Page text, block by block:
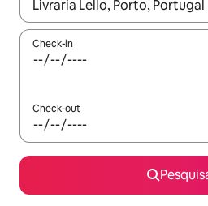
Quando os resultados
Check-in
Check-out